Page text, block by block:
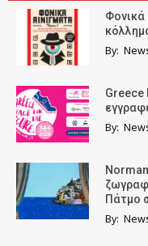
Φονικά
By:
Greece
By:
Πάτμο
By: